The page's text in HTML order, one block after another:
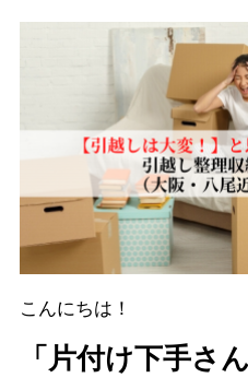
こんにちは！
「片付け下手さ